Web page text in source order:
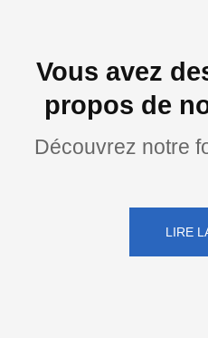
Vous avez
propos de
Découvrez notre
LIRE